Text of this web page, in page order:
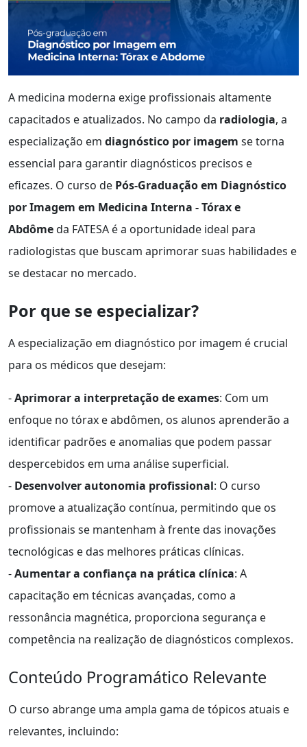
A medicina moderna exige profissionais altamente
capacitados e atualizados. No campo da radiologia, a
especialização em diagnóstico por imagem se torna
essencial para garantir diagnósticos precisos e
eficazes. O curso de Pós-Graduação em Diagnóstico
por Imagem em Medicina Interna - Tórax e
Abdômeda FATESA é a oportunidade ideal para
radiologistas que buscam aprimorar suas habilidades e
se destacar no mercado.
Por que se especializar?
A especialização em diagnóstico por imagem é crucial
para os médicos que desejam:
-Aprimorar a interpretação de exames: Com um
enfoque no tórax e abdômen, os alunos aprenderão a
identificar padrões e anomalias que podem passar
despercebidos em uma análise superficial.
- Desenvolver autonomia profissional: O curso
promove a atualização contínua, permitindo que os
profissionais se mantenham à frente das inovações
tecnológicas e das melhores práticas clínicas.
-Aumentar a confiança na prática clínica: A
capacitação em técnicas avançadas, como a
ressonância magnética, proporciona segurança e
competência na realização de diagnósticos complexos.
Conteúdo Programático Relevante
O curso abrange uma ampla gama de tópicos atuais e
relevantes, incluindo: